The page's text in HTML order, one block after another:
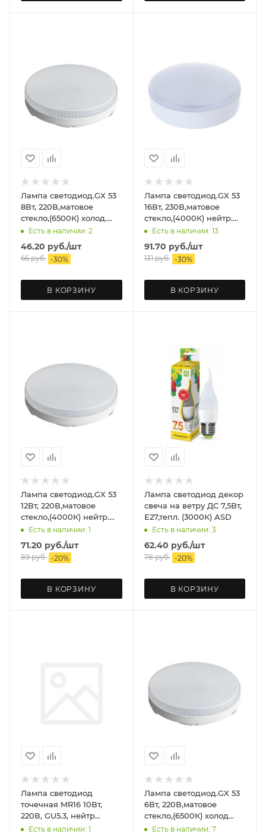
Лампа светодиод.GX 53
8Вт, 220В,матовое
стекло,(6500К) холод.
ASDЕсть в наличии: 2
46.20 руб./шт
66руб. -30%
В КОРЗИНУ
Лампа светодиод.GX 53
16Вт, 230В,матовое
стекло,(4000К) нейтр.
ASDЕсть в наличии: 13
91.70 руб./шт
131руб. -30%
В КОРЗИНУ
Лампа светодиод.GX 53
12Вт, 220В,матовое
стекло,(4000К) нейтр.
ASDЕсть в наличии: 1
71.20 руб./шт
89руб. -20%
В КОРЗИНУ
Лампа светодиод декор
свеча на ветру ДС 7,5Вт,
Е27,тепл. (3000К) АSD
Есть в наличии: 3
62.40 руб./шт
78руб. -20%
В КОРЗИНУ
Лампа светодиод
точечная MR16 10Вт,
220В, GU5.3, нейтр
(4000К) ASD
Есть в наличии: 1
Лампа светодиод.GX 53
6Вт, 220В,матовое
стекло,(6500К) холод
ASDЕсть в наличии: 7